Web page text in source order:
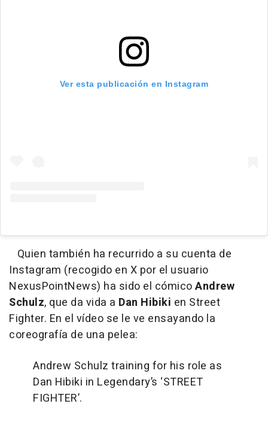
Ver esta publicación en Instagram
Quien también ha recurrido a su cuenta de
Instagram (recogido en X por el usuario
NexusPointNews) ha sido el cómicoAndrew
Schulz, que da vida a Dan Hibiki en Street
Fighter. En el vídeo se le ve ensayando la
coreografía de una pelea:
Andrew Schulz training for his role as
Dan Hibiki in Legendary’s ‘STREET
FIGHTER’.